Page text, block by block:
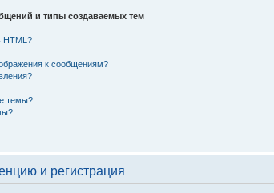
и типы создаваемых тем
HTML?
к сообщениям?
темы?
и регистрация